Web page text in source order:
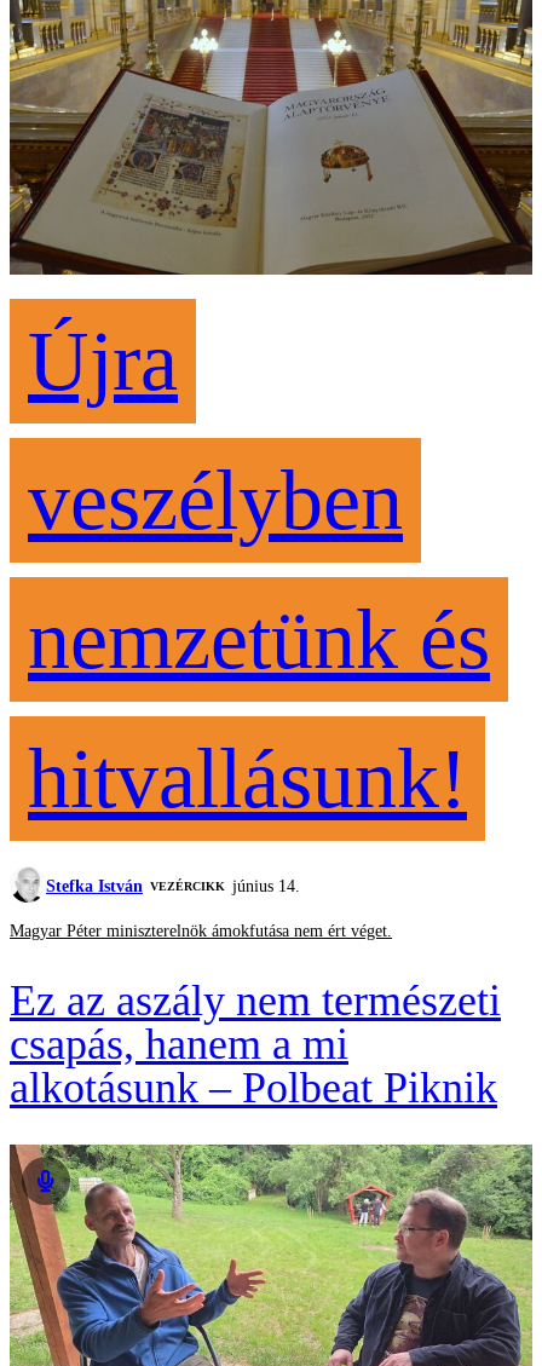
Újra
veszélyben
nemzetünk és
hitvallásunk!
Stefka István VEZÉRCIKK június 14.
Magyar Péter miniszterelnök ámokfutása nem ért véget.
Ez az aszály nem természeti
csapás, hanem a mi
alkotásunk – Polbeat Piknik